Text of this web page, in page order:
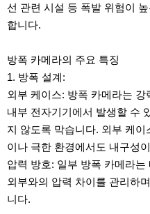
선 관련 시설 등 폭발 위험이
합니다.
방폭 카메라의 주요 특징
1. 방폭 설계:
외부 케이스: 방폭 카메라는
내부 전자기기에서 발생할 수
지 않도록 막습니다. 외부 케
이나 극한 환경에서도 내구성
압력 방호: 일부 방폭 카메라
외부와의 압력 차이를 관리하
니다.